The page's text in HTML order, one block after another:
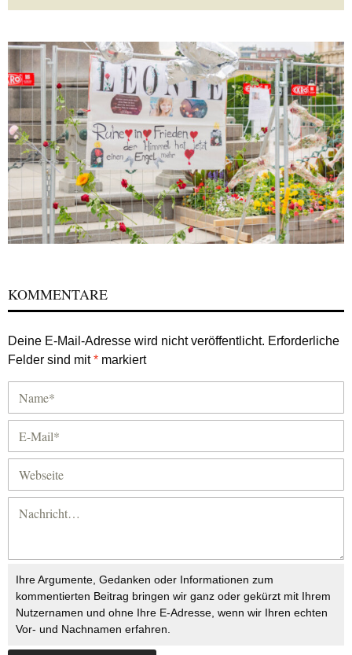
KOMMENTARE
Deine E-Mail-Adresse wird nicht veröffentlicht. Erforderliche
Felder sind mit* markiert
Ihre Argumente, Gedanken oder Informationen zum
kommentierten Beitrag bringen wir ganz oder gekürzt mit Ihrem
Nutzernamen und ohne Ihre E-Adresse, wenn wir Ihren echten
Vor- und Nachnamen erfahren.